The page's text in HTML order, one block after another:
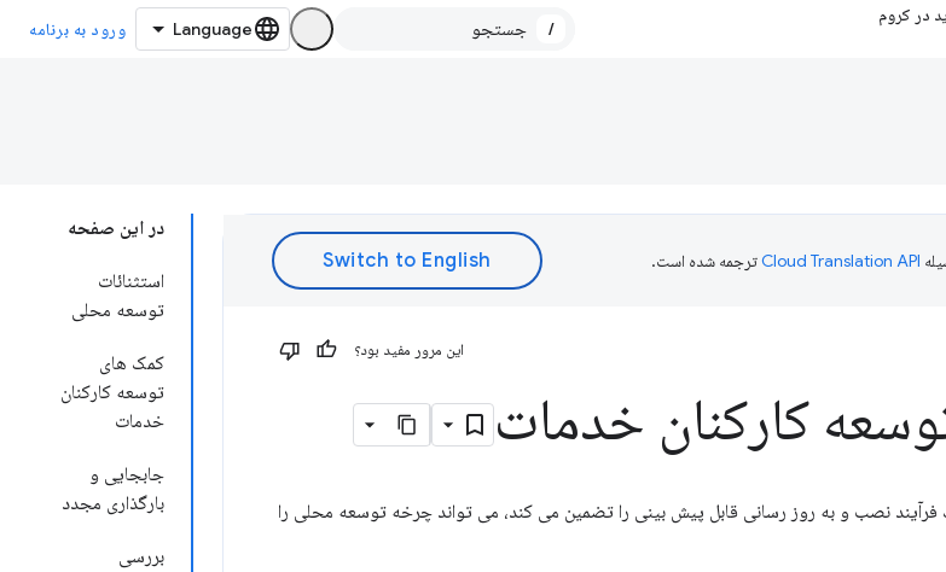
در کروم
/ ورود به برنامه
در این صفحه
استثنائات
توسعه محلی
کمک های
توسعه کارکنان
خدمات
جابجایی و
بارگذاری مجدد
بررسی
ترجمه شده است.
این مرور مفید بود؟
کارکنان خدمات
نصب و به روز رسانی قابل پیش بینی را تضمین می کند، می تواند چرخه توسعه محلی را